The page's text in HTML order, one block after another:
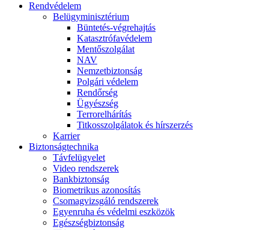
Rendvédelem
Belügyminisztérium
Büntetés-végrehajtás
Katasztrófavédelem
Mentőszolgálat
NAV
Nemzetbiztonság
Polgári védelem
Rendőrség
Ügyészség
Terrorelhárítás
Titkosszolgálatok és hírszerzés
Karrier
Biztonságtechnika
Távfelügyelet
Video rendszerek
Bankbiztonság
Biometrikus azonosítás
Csomagvizsgáló rendszerek
Egyenruha és védelmi eszközök
Egészségbiztonság